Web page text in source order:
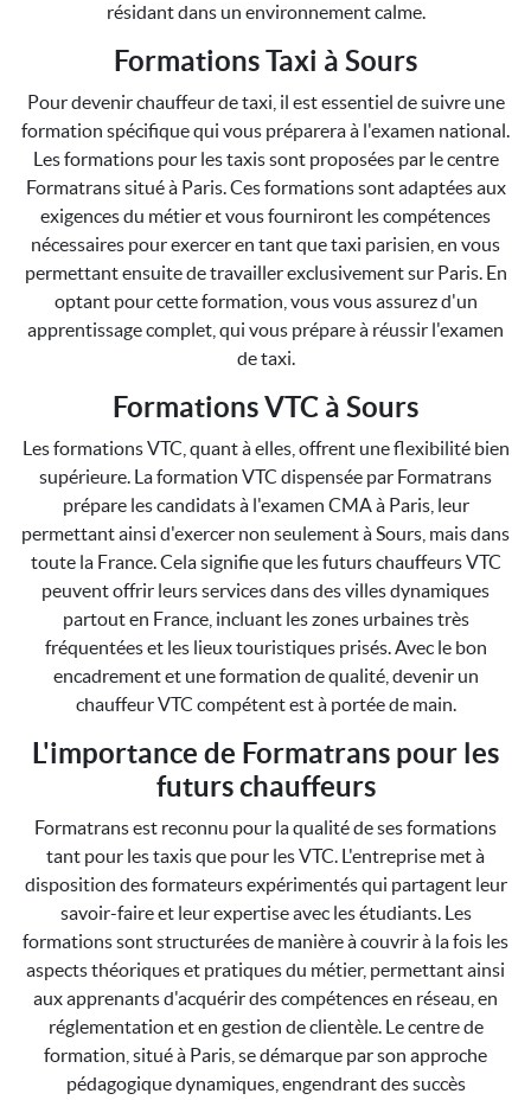
résidant dans un environnement calme.
Formations Taxi à Sours
Pour devenir chauffeur de taxi, il est essentiel de suivre une
formation spécifique qui vous préparera à l'examen national.
Les formations pour les taxis sont proposées par le centre
Formatrans situé à Paris. Ces formations sont adaptées aux
exigences du métier et vous fourniront les compétences
nécessaires pour exercer en tant que taxi parisien, en vous
permettant ensuite de travailler exclusivement sur Paris. En
optant pour cette formation, vous vous assurez d'un
apprentissage complet, qui vous prépare à réussir l'examen
de taxi.
Formations VTC à Sours
Les formations VTC, quant à elles, offrent une flexibilité bien
supérieure. La formation VTC dispensée par Formatrans
prépare les candidats à l'examen CMA à Paris, leur
permettant ainsi d'exercer non seulement à Sours, mais dans
toute la France. Cela signifie que les futurs chauffeurs VTC
peuvent offrir leurs services dans des villes dynamiques
partout en France, incluant les zones urbaines très
fréquentées et les lieux touristiques prisés. Avec le bon
encadrement et une formation de qualité, devenir un
chauffeur VTC compétent est à portée de main.
L'importance de Formatrans pour les
futurs chauffeurs
Formatrans est reconnu pour la qualité de ses formations
tant pour les taxis que pour les VTC. L'entreprise met à
disposition des formateurs expérimentés qui partagent leur
savoir-faire et leur expertise avec les étudiants. Les
formations sont structurées de manière à couvrir à la fois les
aspects théoriques et pratiques du métier, permettant ainsi
aux apprenants d'acquérir des compétences en réseau, en
réglementation et en gestion de clientèle. Le centre de
formation, situé à Paris, se démarque par son approche
pédagogique dynamiques, engendrant des succès